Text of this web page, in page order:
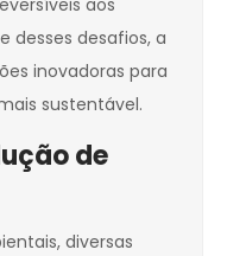
aos
desses desafios, a
inovadoras para
sustentável.
de
diversas